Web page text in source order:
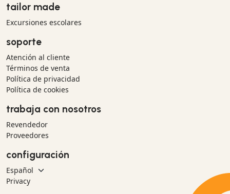
tailor made
Excursiones escolares
soporte
Atención al cliente
Términos de venta
Política de privacidad
Política de cookies
trabaja con nosotros
Revendedor
Proveedores
configuración
Privacy